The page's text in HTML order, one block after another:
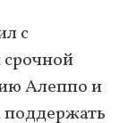
с
Алеппо и
поддержать